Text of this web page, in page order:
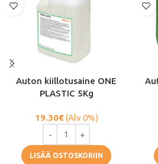
Auton kiillotusaine ONE
PLASTIC 5Kg
19.30€(Alv 0%)
LISÄÄ OSTOSKORIIN